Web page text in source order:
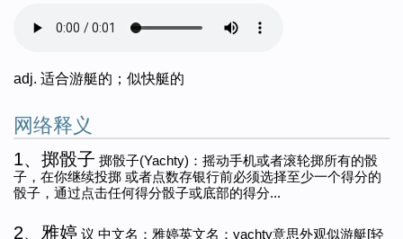
adj. 适合游艇的；似快艇的
网络释义
1、掷骰子 掷骰子(Yachty)：摇动手机或者滚轮掷所有的骰
子，在你继续投掷 或者点数存银行前必须选择至少一个得分的
骰子，通过点击任何得分骰子或底部的得分...
2、雅婷 议 中文名：雅婷英文名：yachty意思外观似游艇[轻